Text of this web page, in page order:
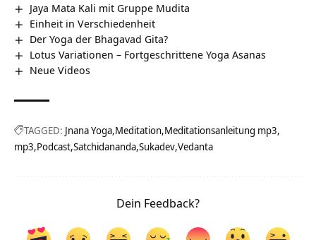
Jaya Mata Kali mit Gruppe Mudita
Einheit in Verschiedenheit
Der Yoga der Bhagavad Gita?
Lotus Variationen – Fortgeschrittene Yoga Asanas
Neue Videos
TAGGED: Jnana Yoga Meditation Meditationsanleitung mp3
mp3 Podcast Satchidananda Sukadev Vedanta
Dein Feedback?